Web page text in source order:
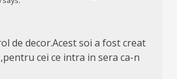
de decor.Acest soi a fost creat
cei ce intra in sera ca-n